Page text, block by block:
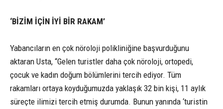
‘BİZİM İÇİN İYİ BİR RAKAM’
Yabancıların en çok nöroloji polikliniğine başvurduğunu
aktaran Usta, “Gelen turistler daha çok nöroloji, ortopedi,
çocuk ve kadın doğum bölümlerini tercih ediyor. Tüm
rakamları ortaya koyduğumuzda yaklaşık 32 bin kişi, 11 aylık
süreçte ilimizi tercih etmiş durumda. Bunun yanında ‘turistin